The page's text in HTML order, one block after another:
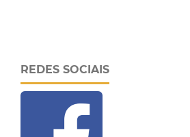
REDES SOCIAIS